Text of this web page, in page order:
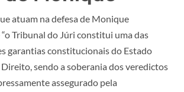
atuam na defesa de Monique
Tribunal do Júri constitui uma das
garantias constitucionais do Estado
sendo a soberania dos veredictos
assegurado pela